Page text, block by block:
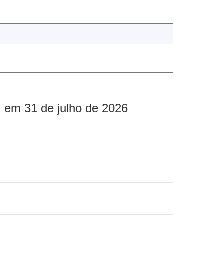
31 de julho de 2026